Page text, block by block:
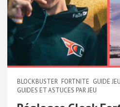
BLOCKBUSTER FORTNITE GUIDE JEU
GUIDES ET ASTUCES PAR JEU